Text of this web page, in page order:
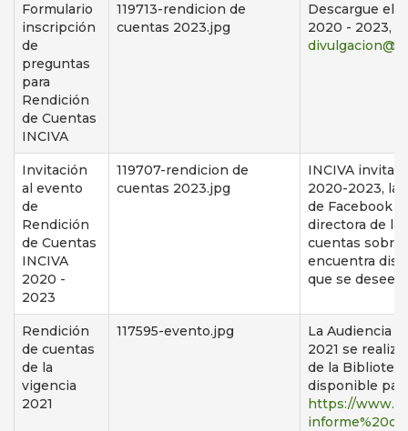
Formulario
inscripción
de
preguntas
para
Rendición
de Cuentas
INCIVA
119713-rendicion de
cuentas 2023.jpg
Descargue el
2020 - 2023,
Invitación
al evento
de
Rendición
de Cuentas
INCIVA
2020 -
2023
119707-rendicion de
cuentas 2023.jpg
INCIVA invita
2020-2023, la
de Facebook y
directora de la
cuentas sobre
encuentra
que se desee
Rendición
de cuentas
de la
vigencia
2021
117595-evento.jpg
La Audiencia
2021 se
de la
disponible
https://